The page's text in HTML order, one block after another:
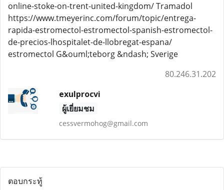
online-stoke-on-trent-united-kingdom/ Tramadol
https://www.tmeyerinc.com/forum/topic/entrega-
rapida-estromectol-estromectol-spanish-estromectol-
de-precios-lhospitalet-de-llobregat-espana/
estromectol G&ouml;teborg &ndash; Sverige
80.246.31.202
exulprocvi
ผู้เยี่ยมชม
cessvermohog@gmail.com
ตอบกระทู้